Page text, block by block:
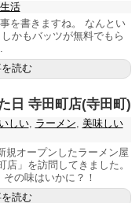
生活
を書きますね。 なんとい
かもバッツが無料でもら
読む
日 寺田町店(寺田町)
しい, ラーメン, 美味しい
規オープンしたラーメン屋
」を訪問してきました。
の味はいかに？！
読む